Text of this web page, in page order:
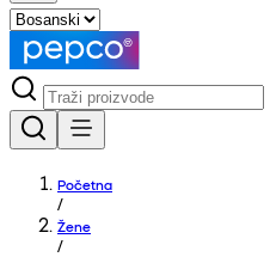
Početna
/
Žene
/